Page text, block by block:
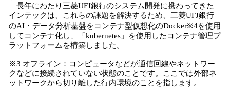
長年にわたり三菱UFJ銀行のシステム開発に携わってきた
インテックは、これらの課題を解決するため、三菱UFJ銀行
のAI・データ分析基盤をコンテナ型仮想化のDocker※4を使用
してコンテナ化し、「kubernetes」を使用したコンテナ管理プ
ラットフォームを構築しました。
※3 オフライン：コンピュータなどが通信回線やネットワー
クなどに接続されていない状態のことです。ここでは外部ネ
ットワークから切り離した行内環境のことを指します。